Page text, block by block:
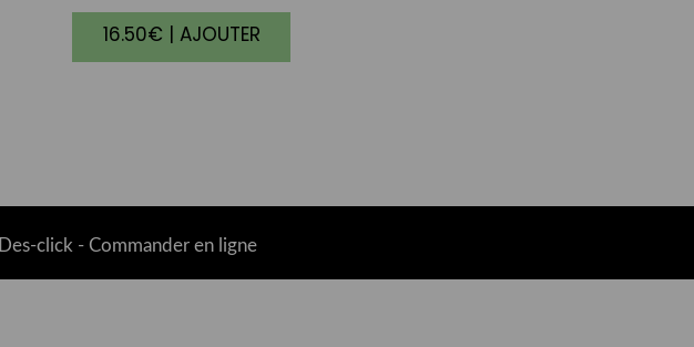
16.50€ | AJOUTER
Des-click - Commander en ligne